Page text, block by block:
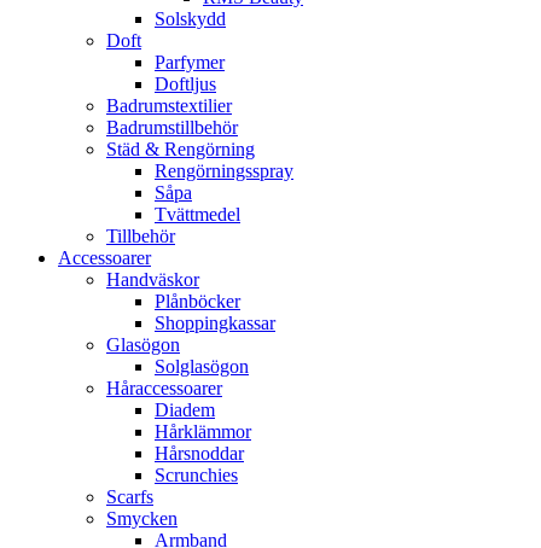
Solskydd
Doft
Parfymer
Doftljus
Badrumstextilier
Badrumstillbehör
Städ & Rengörning
Rengörningsspray
Såpa
Tvättmedel
Tillbehör
Accessoarer
Handväskor
Plånböcker
Shoppingkassar
Glasögon
Solglasögon
Håraccessoarer
Diadem
Hårklämmor
Hårsnoddar
Scrunchies
Scarfs
Smycken
Armband